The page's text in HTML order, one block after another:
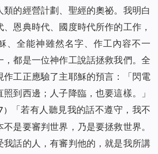
類的經營計劃、聖經的奧祕。我明白
、恩典時代、國度時代所作的工作，
、全能神雖然名字、作工內容不一
，都是一位神作工說話拯救我們。全
作工正應驗了主耶穌的預言：「 閃電
到西邊；人子降臨，也要這樣。
」
「 若有人聽見我的話不遵守，我不
是要審判世界，乃是要拯救世界。
我話的人，有審判他的，就是我所講